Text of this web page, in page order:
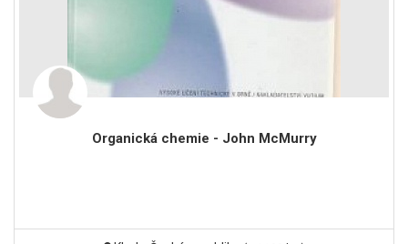
Organická chemie - John McMurry